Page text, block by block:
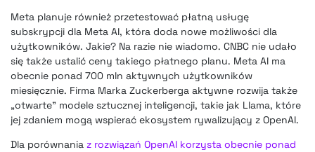
Meta planuje również przetestować płatną usługę
subskrypcji dla Meta AI, która doda nowe możliwości dla
użytkowników. Jakie? Na razie nie wiadomo. CNBC nie udało
się także ustalić ceny takiego płatnego planu. Meta AI ma
obecnie ponad 700 mln aktywnych użytkowników
miesięcznie. Firma Marka Zuckerberga aktywne rozwija także
„otwarte” modele sztucznej inteligencji, takie jak Llama, które
jej zdaniem mogą wspierać ekosystem rywalizujący z OpenAI.
Dla porównania z rozwiązań OpenAI korzysta obecnie ponad